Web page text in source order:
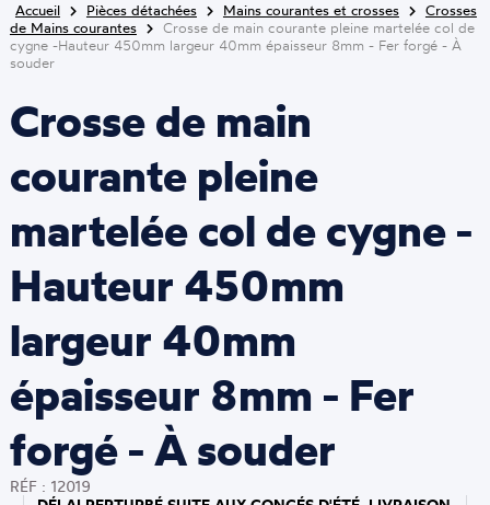
Accueil Pièces détachées Mains courantes et crosses
Crosses
de Mains courantes
Crosse de main courante pleine martelée col de
cygne -Hauteur 450mm largeur 40mm épaisseur 8mm - Fer forgé - À
souder
Crosse de main
courante pleine
martelée col de cygne -
Hauteur 450mm
largeur 40mm
épaisseur 8mm - Fer
forgé - À souder
RÉF : 12019